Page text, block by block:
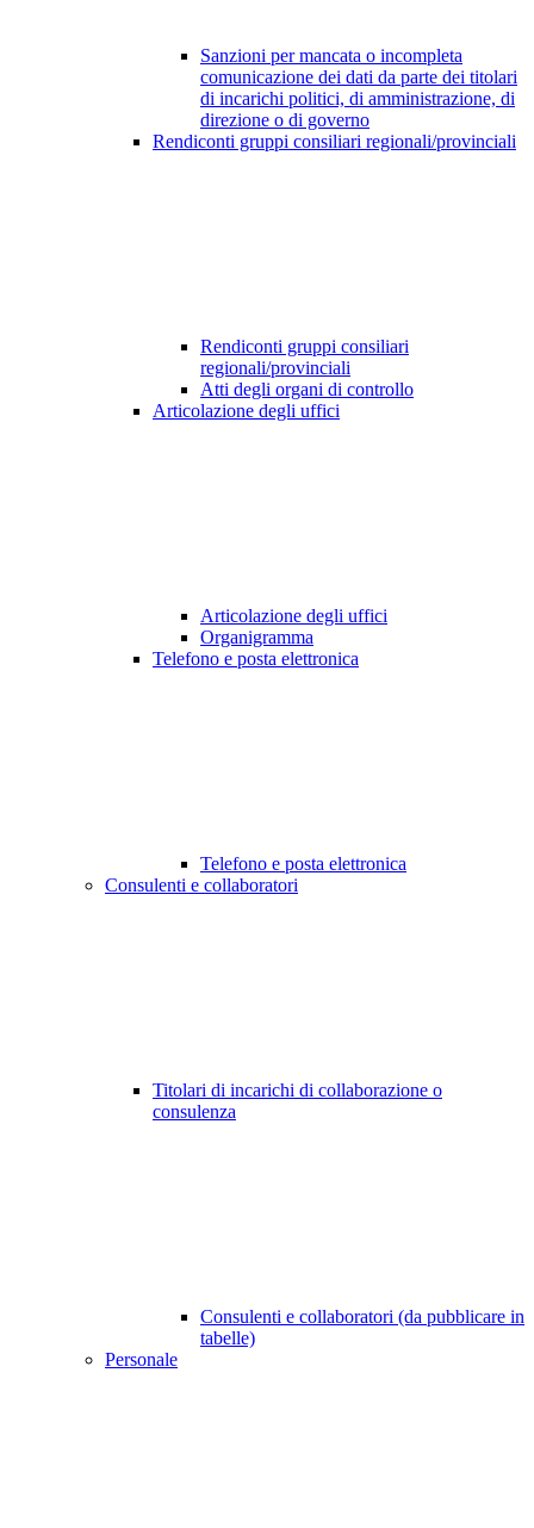
Sanzioni per mancata o incompleta
comunicazione dei dati da parte dei titolari
di incarichi politici, di amministrazione, di
direzione o di governo
Rendiconti gruppi consiliari regionali/provinciali
Rendiconti gruppi consiliari
regionali/provinciali
Atti degli organi di controllo
Articolazione degli uffici
Articolazione degli uffici
Organigramma
Telefono e posta elettronica
Telefono e posta elettronica
Consulenti e collaboratori
Titolari di incarichi di collaborazione o
consulenza
Consulenti e collaboratori (da pubblicare in
tabelle)
Personale